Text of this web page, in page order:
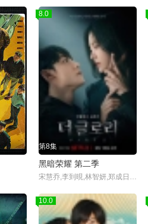
8.0
第8集
黑暗荣耀 第二季
10.0